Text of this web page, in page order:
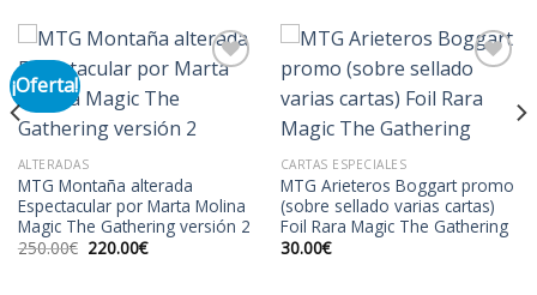
¡Oferta!
ALTERADAS
MTG Montaña alterada
Espectacular por Marta Molina
Magic The Gathering versión 2
250.00€ El
precio
220.00€El
precio
Añadir
CARTAS ESPECIALES
MTG Arieteros Boggart promo
(sobre sellado varias cartas)
Foil Rara Magic The Gathering
30.00€